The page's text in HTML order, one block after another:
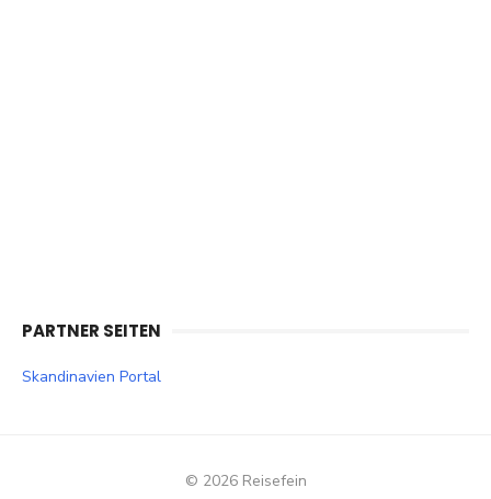
PARTNER SEITEN
Skandinavien Portal
© 2026 Reisefein